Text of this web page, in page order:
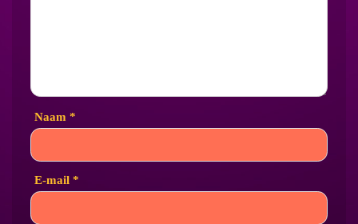
Naam *
E-mail *